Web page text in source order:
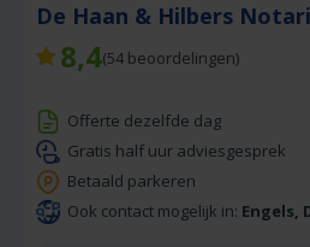
De Haan & Hilbers
8,4(54 beoordelingen)
Offerte dezelfde dag
Gratis half uur adviesgesprek
Betaald parkeren
Ook contact mogelijk in: Engels,